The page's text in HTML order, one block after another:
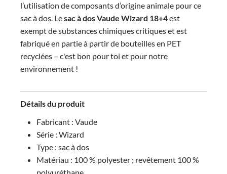
l’utilisation de composants d’origine animale pour ce
sac à dos. Lesac à dos Vaude Wizard 18+4est
exempt de substances chimiques critiques et est
fabriqué en partie à partir de bouteilles en PET
recyclées – c'est bon pour toi et pour notre
environnement !
Détails du produit
Fabricant : Vaude
Série : Wizard
Type : sac à dos
Matériau : 100 % polyester ; revêtement 100 %